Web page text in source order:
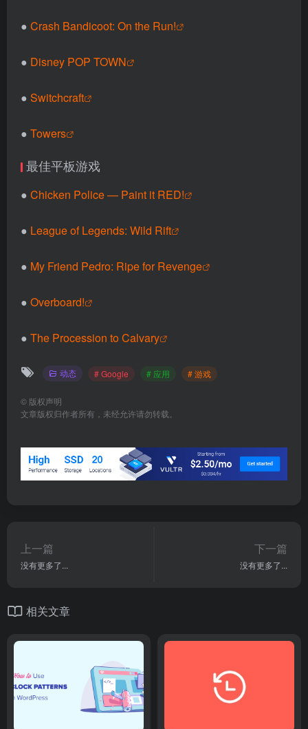
● Crash Bandicoot: On the Run!
● Disney POP TOWN
● Switchcraft
● Towers
最佳平板游戏
● Chicken Police — Paint it RED!
● League of Legends: Wild Rift
● My Friend Pedro: Ripe for Revenge
● Overboard!
● The Procession to Calvary
动态 # Google # 应用 # 游戏
© 版权声明
文章版权归作者所有，未经允许请勿转载。
上一篇
没有更多了...
下一篇
没有更多了...
相关文章